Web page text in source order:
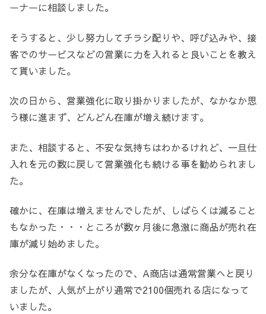
ーナーに相談しました。
そうすると、少し努力してチラシ配りや、呼び込みや、接
客でのサービスなどの営業に力を入れると良いことを教え
て貰いました。
次の日から、営業強化に取り掛かりましたが、なかなか思
う様に進まず、どんどん在庫が増え続けます。
また、相談すると、不安な気持ちはわかるけれど、一旦仕
入れを元の数に戻して営業強化も続ける事を勧められまし
た。
確かに、在庫は増えませんでしたが、しばらくは減ること
もなかった・・・ところが数ヶ月後に急激に商品が売れ在
庫が減り始めました。
余分な在庫がなくなったので、A商店は通常営業へと戻り
ましたが、人気が上がり通常で2100個売れる店になって
いました。